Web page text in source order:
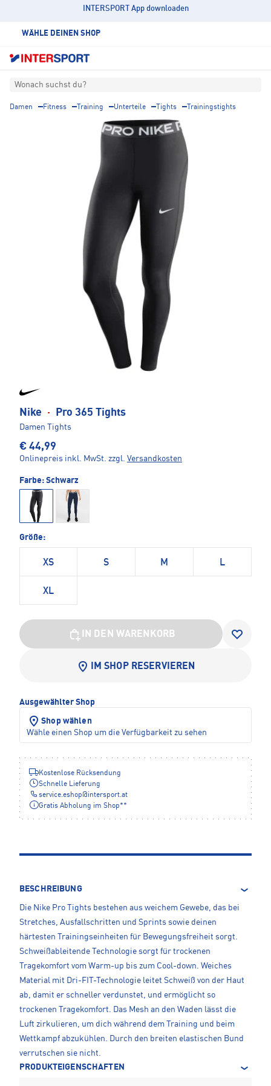
INTERSPORT App downloaden
WÄHLE DEINEN SHOP
Wonach suchst du?
Damen Fitness Training Unterteile Tights Trainingstights
Nike · Pro 365 Tights
Damen Tights
€ 44,99
Onlinepreis inkl. MwSt. zzgl. Versandkosten
Farbe: Schwarz
Größe:
XS S M L
XL
IN DEN WARENKORB
IM SHOP RESERVIEREN
Ausgewählter Shop
Shop wählen
Wähle einen Shop um die Verfügbarkeit zu sehen
Kostenlose Rücksendung
Schnelle Lieferung
service.eshop@ intersport.at
Gratis Abholung im Shop**
BESCHREIBUNG
Die Nike Pro Tights bestehen aus weichem Gewebe, das bei
Stretches, Ausfallschritten und Sprints sowie deinen
härtesten Trainingseinheiten für Bewegungsfreiheit sorgt.
Schweißableitende Technologie sorgt für trockenen
Tragekomfort vom Warm-up bis zum Cool-down. Weiches
Material mit Dri-FIT-Technologie leitet Schweiß von der Haut
ab, damit er schneller verdunstet, und ermöglicht so
trockenen Tragekomfort. Das Mesh an den Waden lässt die
Luft zirkulieren, um dich während dem Training und beim
Wettkampf abzukühlen. Durch den breiten elastischen Bund
verrutschen sie nicht.
PRODUKTEIGENSCHAFTEN